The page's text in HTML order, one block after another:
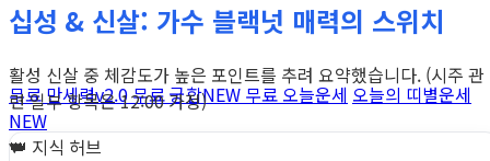
무료 만세력v2.0무료 궁합NEW 무료 오늘운세 오늘의 띠별운세
NEW
지식 허브
십성 & 신살: 가수 블랙넛 매력의 스위치
활성 신살 중 체감도가 높은 포인트를 추려 요약했습니다. (시주 관
련 일부 항목은 12:00 가정)
👑